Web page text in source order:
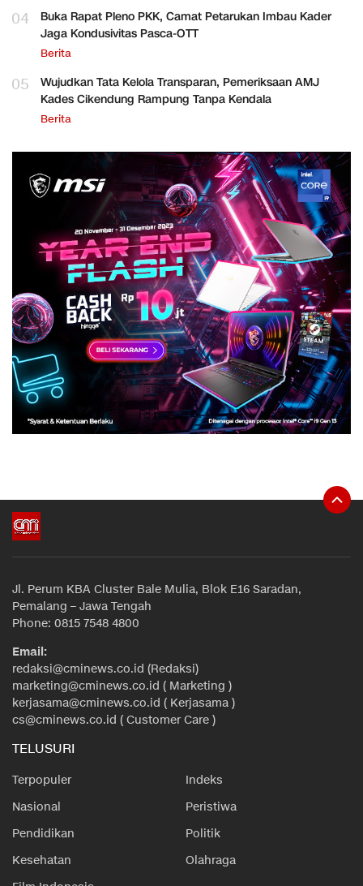
04
Buka Rapat Pleno PKK, Camat Petarukan Imbau Kader
Jaga Kondusivitas Pasca-OTT
Berita
05
Wujudkan Tata Kelola Transparan, Pemeriksaan AMJ
Kades Cikendung Rampung Tanpa Kendala
Berita
Jl. Perum KBA Cluster Bale Mulia, Blok E16 Saradan,
Pemalang – Jawa Tengah
Phone: 0815 7548 4800
Email:
redaksi@cminews.co.id (Redaksi)
marketing@cminews.co.id ( Marketing )
kerjasama@cminews.co.id ( Kerjasama )
cs@cminews.co.id ( Customer Care )
TELUSURI
Terpopuler
Indeks
Nasional
Peristiwa
Pendidikan
Politik
Kesehatan
Olahraga